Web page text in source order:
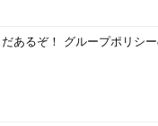
だあるぞ！ グループポリシー